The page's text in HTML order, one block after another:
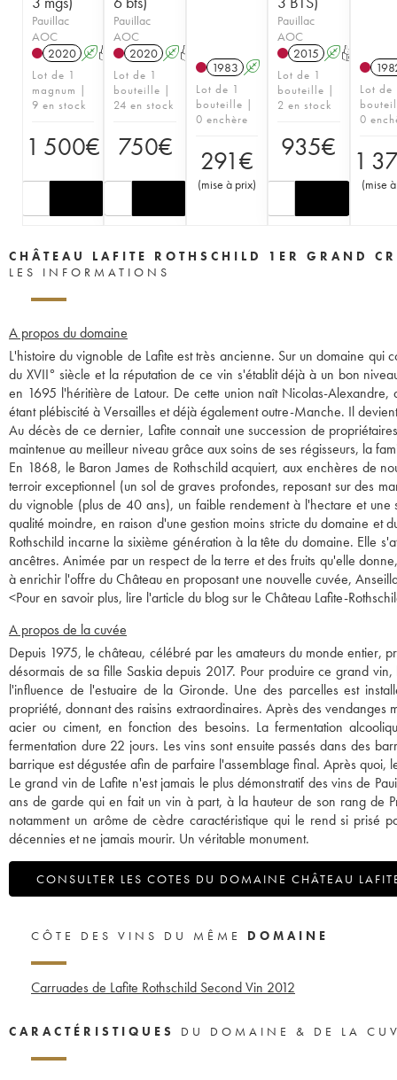
Pauillac
AOC
2020 AT
Lot de 1
magnum |
9 en stock
1 500€
Pauillac
AOC
2020 AT
Lot de 1
bouteille |
24 en stock
750€
1983 A
Lot de 1
bouteille |
0 enchère
291€
(mise à prix)
Pauillac
AOC
2015 AT
Lot de 1
bouteille |
2 en stock
935€
Lot de
0
1
(mise
CHÂTEAU LAFITE ROTHSCHILD 1ER GRAND
LES INFORMATIONS
A propos du domaine
L'histoire du vignoble de Lafite est très ancienne. Sur un domaine
du XVII° siècle et la réputation de ce vin s'établit déjà à un bon
en 1695 l'héritière de Latour. De cette union naît Nicolas-
étant plébiscité à Versailles et déjà également outre-Manche. Il
Au décès de ce dernier, Lafite connait une succession de
maintenue au meilleur niveau grâce aux soins de ses régisseurs, la
En 1868, le Baron James de Rothschild acquiert, aux enchères de
terroir exceptionnel (un sol de graves profondes, reposant sur des
du vignoble (plus de 40 ans), un faible rendement à l'hectare et
qualité moindre, en raison d'une gestion moins stricte du domaine et
Rothschild incarne la sixième génération à la tête du domaine. Elle
ancêtres. Animée par un respect de la terre et des fruits qu'elle
à enrichir l'offre du Château en proposant une nouvelle cuvée,
<Pour en savoir plus, lire l'article du blog sur le Château Lafite-
A propos de la cuvée
Depuis 1975, le château, célébré par les amateurs du monde entier,
désormais de sa fille Saskia depuis 2017. Pour produire ce grand
l'influence de l'estuaire de la Gironde. Une des parcelles est
propriété, donnant des raisins extraordinaires. Après des vendanges
acier ou ciment, en fonction des besoins. La fermentation
fermentation dure 22 jours. Les vins sont ensuite passés dans des
barrique est dégustée afin de parfaire l'assemblage final. Après quoi,
Le grand vin de Lafite n'est jamais le plus démonstratif des vins de
ans de garde qui en fait un vin à part, à la hauteur de son rang de
notamment un arôme de cèdre caractéristique qui le rend si prisé
décennies et ne jamais mourir. Un véritable monument.
CONSULTER LES COTES DU DOMAINE CHÂTEAU
CÔTE DES VINS DU MÊME DOMAINE
Carruades de Lafite Rothschild Second Vin 2012
CARACTÉRISTIQUES DU DOMAINE & DE LA